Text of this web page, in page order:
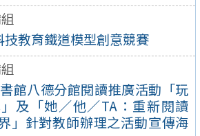
教育鐵道模型創意競賽
館八德分館閱讀推廣活動「玩
及「她／他／TA：重新閱讀
」針對教師辦理之活動宣傳海